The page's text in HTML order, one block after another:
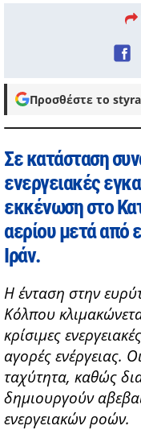
Προσθέστε το
Σε κατάσταση
ενεργειακές
εκκένωση στο
αερίου μετά από
Ιράν.
Η ένταση στην
Κόλπου
κρίσιμες
αγορές ενέργειας.
ταχύτητα, καθώς
δημιουργούν
ενεργειακών ροών.